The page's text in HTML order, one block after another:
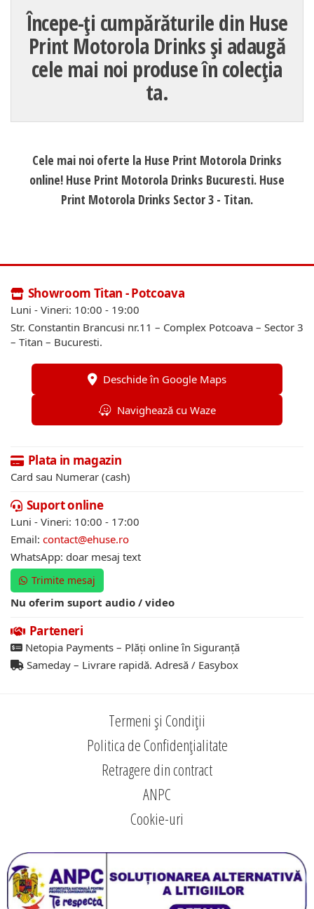
Începe-ți cumpărăturile din Huse
Print Motorola Drinks și adaugă
cele mai noi produse în colecția
ta.
Cele mai noi oferte la Huse Print Motorola Drinks
online! Huse Print Motorola Drinks Bucuresti. Huse
Print Motorola Drinks Sector 3 - Titan.
Showroom Titan - Potcoava
Luni - Vineri: 10:00 - 19:00
Str. Constantin Brancusi nr.11 – Complex Potcoava – Sector 3
– Titan – Bucuresti.
Deschide în Google Maps
Navighează cu Waze
Plata in magazin
Card sau Numerar (cash)
Suport online
Luni - Vineri: 10:00 - 17:00
Email: contact@ehuse.ro
WhatsApp: doar mesaj text
Trimite mesaj
Nu oferim suport audio / video
Parteneri
Netopia Payments – Plăți online în Siguranță
Sameday – Livrare rapidă. Adresă / Easybox
Termeni și Condiții
Politica de Confidențialitate
Retragere din contract
ANPC
Cookie-uri